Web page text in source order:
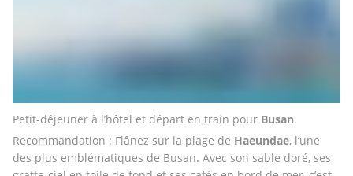
Petit-déjeuner à l’hôtel et départ en train pour Busan.
Recommandation : Flânez sur la plage de Haeundae, l’une
des plus emblématiques de Busan. Avec son sable doré, ses